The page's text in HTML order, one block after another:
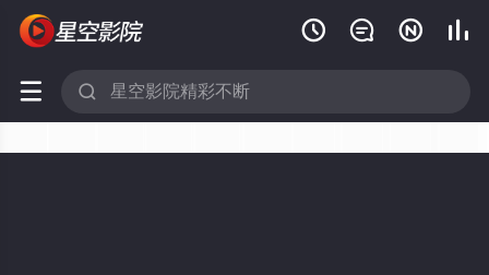
   
 